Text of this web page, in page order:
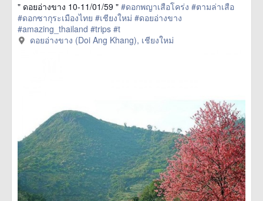
" ดอยอ่างขาง 10-11/01/59 " #ดอกพญาเสือโคร่ง #ตามล่าเสือ
#ดอกซากุระเมืองไทย #เชียงใหม่ #ดอยอ่างขาง
#amazing_thailand #trips #t
href=https://m.thetrippacker.com/en/image/ดอยอ่าง
ดอยอ่างขาง (Doi Ang Khang), เชียงใหม่